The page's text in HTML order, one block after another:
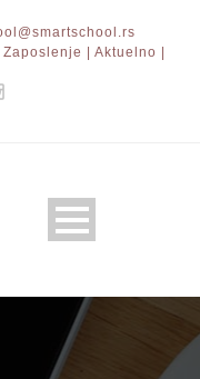
Zaposlenje |
Aktuelno |